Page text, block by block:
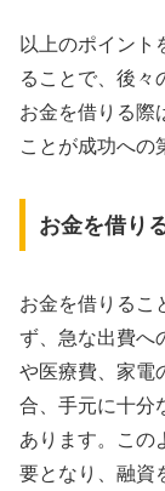
以上のポイント
ることで、後々
お金を借りる際
ことが成功への
お金を借り
お金を借りるこ
ず、急な出費へ
や医療費、家電
合、手元に十分
あります。この
要となり、融資